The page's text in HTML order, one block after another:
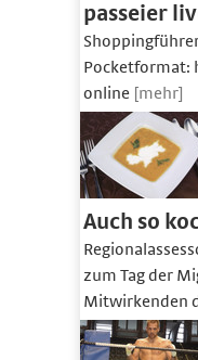
passeier
Pocketformat:
online [mehr]
Auch so
zum Tag der
Mitwirkenden